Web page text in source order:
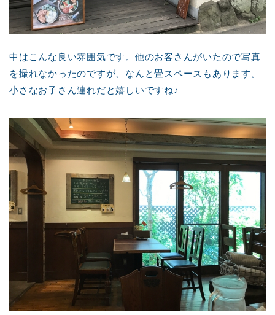
中はこんな良い雰囲気です。他のお客さんがいたので写真
を撮れなかったのですが、なんと畳スペースもあります。
小さなお子さん連れだと嬉しいですね♪